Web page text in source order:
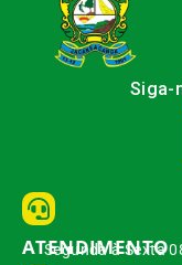
Siga-
ATENDIMENTO
Segunda à Sexta